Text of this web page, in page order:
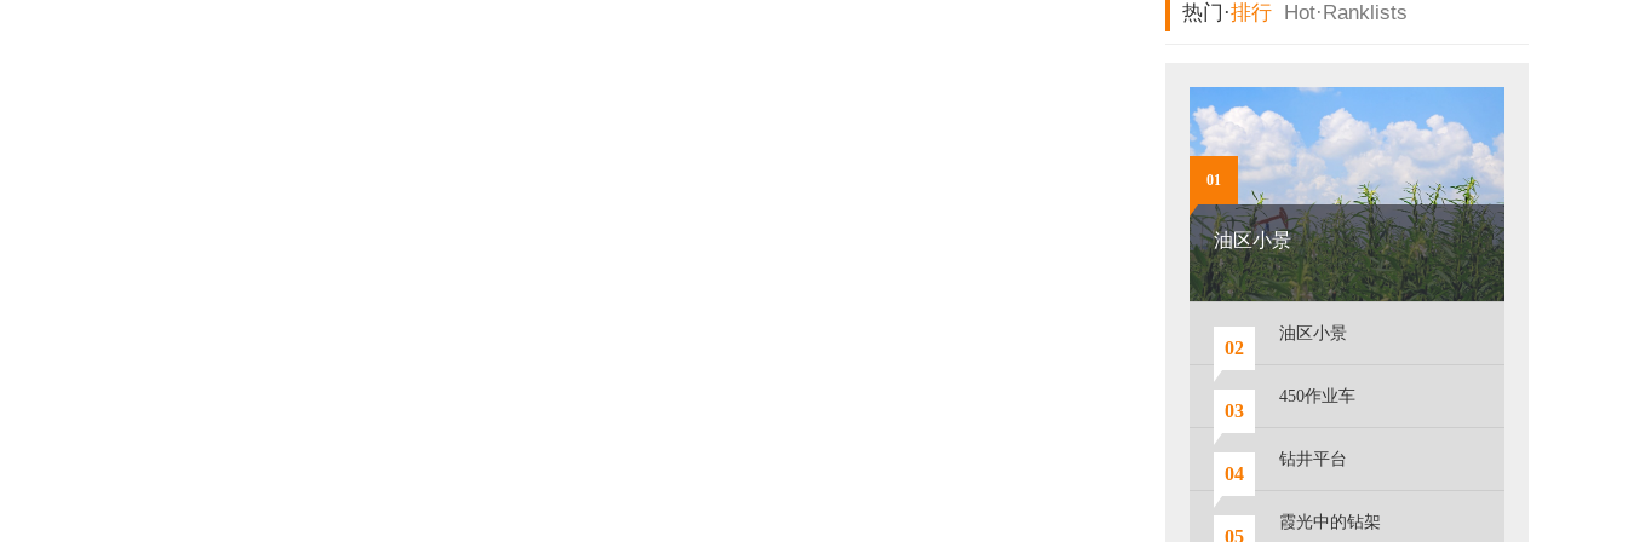
热门·排行 Hot·Ranklists
油区小景
01
02
油区小景
03
450作业车
04
钻井平台
05
霞光中的钻架